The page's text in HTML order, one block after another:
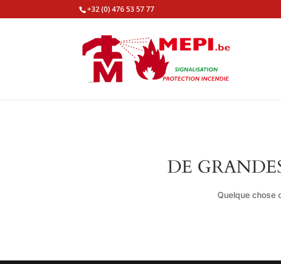
+32 (0) 476 53 57 77
DE
Quelque chose